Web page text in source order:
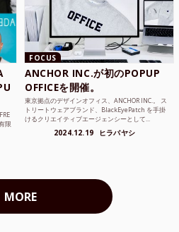
限
FOCUS
ANCHOR INC.が初のPOPUP
OFFICEを開催。
東京拠点のデザインオフィス、ANCHOR INC.。 ス
トリートウェアブランド、BlackEyePatch を手掛
けるクリエイティブエージェンシーとして...
2024.12.19 ヒラバヤシ
MORE